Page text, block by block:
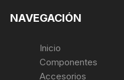
NAVEGACIÓN
Inicio
Componentes
Accesorios